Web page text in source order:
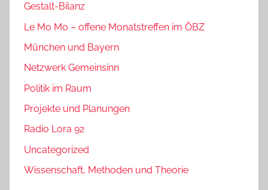
Gestalt-Bilanz
Le Mo Mo – offene Monatstreffen im ÖBZ
München und Bayern
Netzwerk Gemeinsinn
Politik im Raum
Projekte und Planungen
Radio Lora 92
Uncategorized
Wissenschaft, Methoden und Theorie